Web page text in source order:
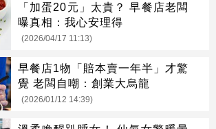
「加蛋20元」太貴？ 早餐店老闆
曝真相：我心安理得
(2026/04/17 11:13)
早餐店1物「賠本賣一年半」才驚
覺 老闆自嘲：創業大烏龍
(2026/01/12 14:39)